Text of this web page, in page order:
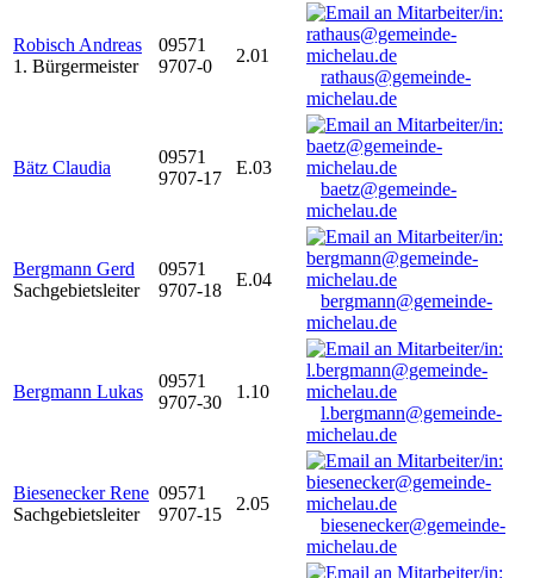
Robisch Andreas
1. Bürgermeister
09571
9707-0
2.01
rathaus@gemeinde-
michelau.de
Bätz Claudia
09571
9707-17
E.03
baetz@gemeinde-
michelau.de
Bergmann Gerd
Sachgebietsleiter
09571
9707-18
E.04
bergmann@gemeinde-
michelau.de
Bergmann Lukas
09571
9707-30
1.10
l.bergmann@gemeinde-
michelau.de
Biesenecker Rene
Sachgebietsleiter
09571
9707-15
2.05
biesenecker@gemeinde-
michelau.de